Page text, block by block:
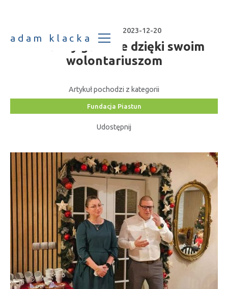
adam klacka
2023-12-20
Działamy głównie dzięki swoim
wolontariuszom
Artykuł pochodzi z kategorii
Fundacja Piastun
Udostępnij